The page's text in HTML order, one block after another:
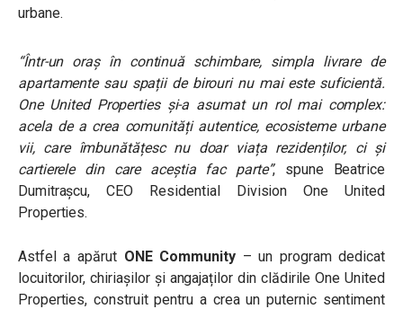
urbane.
“Într-un oraș în continuă schimbare, simpla livrare de
apartamente sau spații de birouri nu mai este suficientă.
One United Properties și-a asumat un rol mai complex:
acela de a crea comunități autentice, ecosisteme urbane
vii, care îmbunătățesc nu doar viața rezidenților, ci și
cartierele din care aceștia fac parte”, spune Beatrice
Dumitrașcu, CEO Residential Division One United
Properties.
Astfel a apărut ONE Community– un program dedicat
locuitorilor, chiriașilor și angajaților din clădirile One United
Properties, construit pentru a crea un puternic sentiment